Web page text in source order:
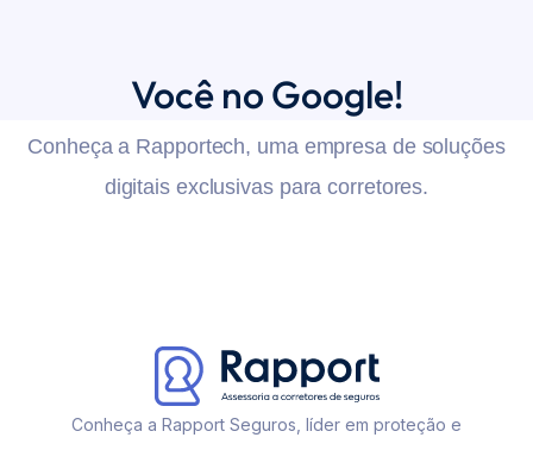
Você no Google!
Conheça a Rapportech, uma empresa de soluções
digitais exclusivas para corretores.
Conheça a Rapport Seguros, líder em proteção e